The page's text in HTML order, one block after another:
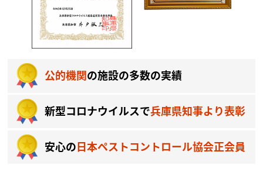
公的機関の施設の多数の実績
新型コロナウイルスで兵庫県知事より表彰
安心の日本ペストコントロール協会正会員